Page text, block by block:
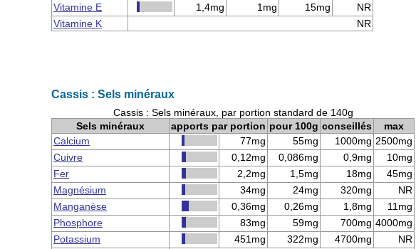
Vitamine E
1,4mg 1mg 15mg
NR
Vitamine K
NR
Cassis : Sels minéraux
Cassis : Sels minéraux, par portion standard de 140g
Sels minéraux
apports par portion pour 100g conseillés
max
Calcium
77mg 55mg 1000mg 2500mg
Cuivre
0,12mg 0,086mg 0,9mg
10mg
Fer
2,2mg 1,5mg 18mg
45mg
Magnésium
34mg 24mg 320mg
NR
Manganèse
0,36mg 0,26mg 1,8mg
11mg
Phosphore
83mg 59mg 700mg 4000mg
Potassium
451mg 322mg 4700mg
NR